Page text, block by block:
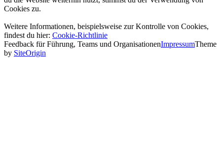
Cookies zu.
Weitere Informationen, beispielsweise zur Kontrolle von Cookies,
findest du hier: Cookie-Richtlinie
Feedback für Führung, Teams und OrganisationenImpressumTheme
by SiteOrigin